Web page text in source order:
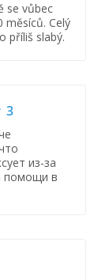
se vůbec
měsíců. Celý
příliš slabý.
3
из-за
помощи в